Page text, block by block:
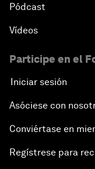
Pódcast
Vídeos
Participe en el
Iniciar sesión
Asóciese con
Conviértase en
Regístrese para